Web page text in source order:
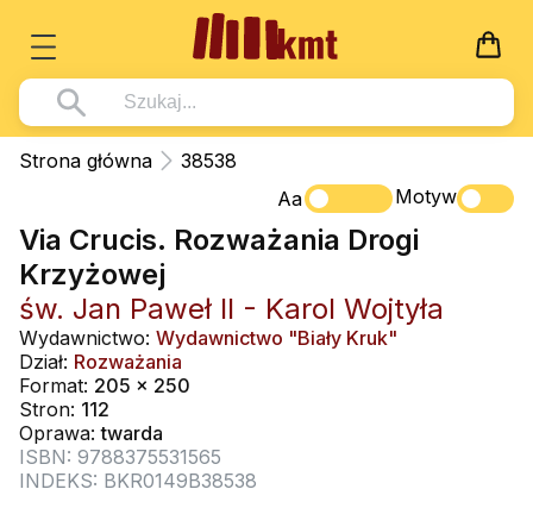
Książki
Wszystko z kategorii - Książki
Pismo Święte
Kościół Katolicki
Duszpasterstwo
Teologia
Życie chrześcijańskie
Duchowość
Literatura piękna
Wszystko z kategorii - Multimedia
DVD
CD-ROM
Muzyka
Rekolekcje i inne na CD
Śpiew i modlitwa
Dla Dzieci
Wszystko z kategorii - Dla Dzieci
Literatura (D)
Płyty, DVD (D)
Podręczniki i pomoce dydaktyczne
Podręczniki
Wszystko z kategorii - Podręczniki
Podręczniki i pomoce dydaktyczne
Zabawa i Nauka
Nowości
Zaloguj się
Strona główna
38538
Aa
Motyw
Via Crucis. Rozważania Drogi
Krzyżowej
św. Jan Paweł II - Karol Wojtyła
Wydawnictwo: Wydawnictwo "Biały Kruk"
Dział: Rozważania
Format: 205 x 250
Stron: 112
Oprawa:twarda
ISBN: 9788375531565
INDEKS: BKR0149B38538